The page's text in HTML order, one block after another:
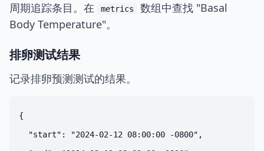
周期追踪条目。在
metrics
数组中查找 "Basal
Body Temperature"。
排卵测试结果
记录排卵预测测试的结果。
{
  "start": "2024-02-12 08:00:00 -0800",